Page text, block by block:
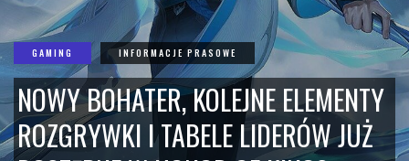
GAMING INFORMACJE PRASOWE
NOWY BOHATER, KOLEJNE ELEMENTY
ROZGRYWKI I TABELE LIDERÓW JUŻ